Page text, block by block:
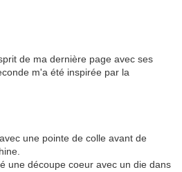
de ma dernière page avec ses
m'a été inspirée par la
une pointe de colle avant de
une découpe coeur avec un die dans